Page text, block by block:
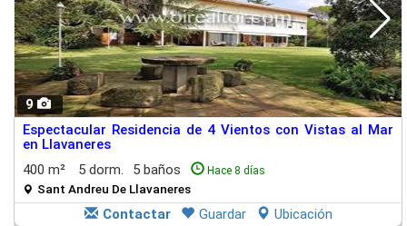
9
Espectacular Residencia de 4 Vientos con Vistas al Mar
en Llavaneres
400 m²
5 dorm. 5 baños Hace 8 días
Sant Andreu De Llavaneres
Contactar Guardar Ubicación